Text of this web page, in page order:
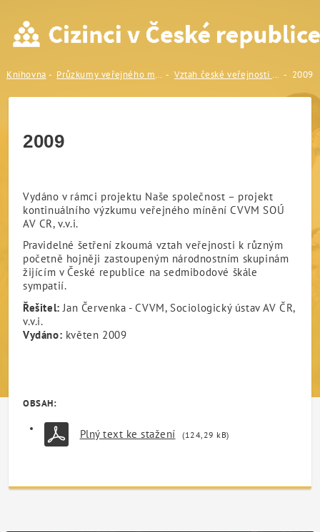
2009
Knihovna Průzkumy veřejného mínění Vztah české veřejnosti k národnostním skupinám žijícím v ČR (CVVM, Sociologický ústav AV ČR, v.v.i.) 2009
2009
Vydáno v rámci projektu Naše společnost – projekt
kontinuálního výzkumu veřejného mínění CVVM SOÚ
AV CR, v.v.i.
Pravidelné šetření zkoumá vztah veřejnosti k různým
početně hojněji zastoupeným národnostním skupinám
žijícím v České republice na sedmibodové škále
sympatií.
Řešitel: Jan Červenka - CVVM, Sociologický ústav AV ČR,
v.v.i.
Vydáno: květen 2009
OBSAH:
Plný text ke stažení (124,29 kB)